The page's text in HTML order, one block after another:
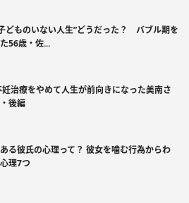
子どものいない人生”どうだった？ バブル期を
56歳・佐...
妊治療をやめて人生が前向きになった美南さ
後編
る彼氏の心理って？ 彼女を噛む行為からわ
理7つ